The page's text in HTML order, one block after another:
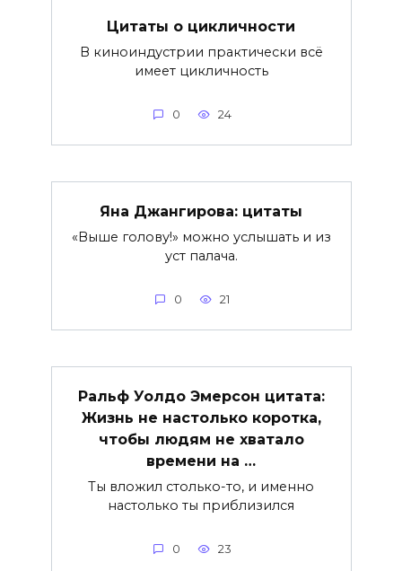
Цитаты о цикличности
В киноиндустрии практически всё
имеет цикличность
0 24
Яна Джангирова: цитаты
«Выше голову!» можно услышать и из
уст палача.
0 21
Ральф Уолдо Эмерсон цитата:
Жизнь не настолько коротка,
чтобы людям не хватало
времени на …
Ты вложил столько-то, и именно
настолько ты приблизился
0 23